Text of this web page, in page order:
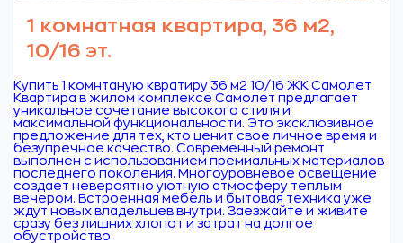
1 комнатная квартира, 36 м2,
10/16 эт.
Купить 1 комнтаную квратиру 36 м2 10/16 ЖК Самолет.
Квартира в жилом комплексе Самолет предлагает
уникальное сочетание высокого стиля и
максимальной функциональности. Это эксклюзивное
предложение для тех, кто ценит свое личное время и
безупречное качество. Современный ремонт
выполнен с использованием премиальных материалов
последнего поколения. Многоуровневое освещение
создает невероятно уютную атмосферу теплым
вечером. Встроенная мебель и бытовая техника уже
ждут новых владельцев внутри. Заезжайте и живите
сразу без лишних хлопот и затрат на долгое
обустройство.